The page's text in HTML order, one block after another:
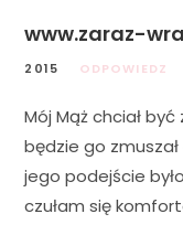
www.zaraz-
2015
ODPOWIEDZ
Mój Mąż chciał
będzie go
jego podejście
czułam się